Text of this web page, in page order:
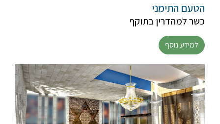
הטעם התימני
כשר למהדרין בתוקף
למידע נוסף